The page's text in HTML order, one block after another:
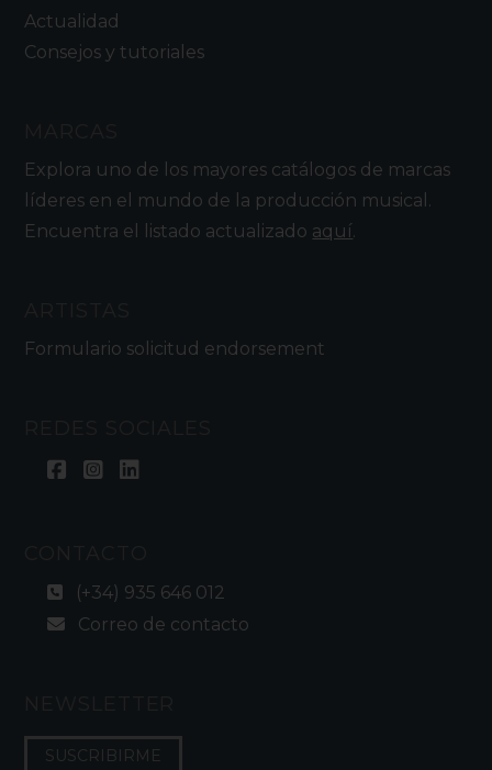
Actualidad
Consejos y tutoriales
Explora uno de los mayores catálogos de marcas
líderes en el mundo de la producción musical.
Encuentra el listado actualizado aquí.
Formulario solicitud endorsement
(+34) 935 646 012
Correo de contacto
SUSCRIBIRME